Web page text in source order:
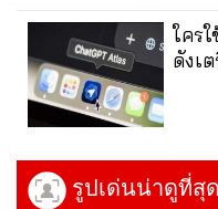
ใคร
ดังเ
รูปเด่นน่าดูที่สุ